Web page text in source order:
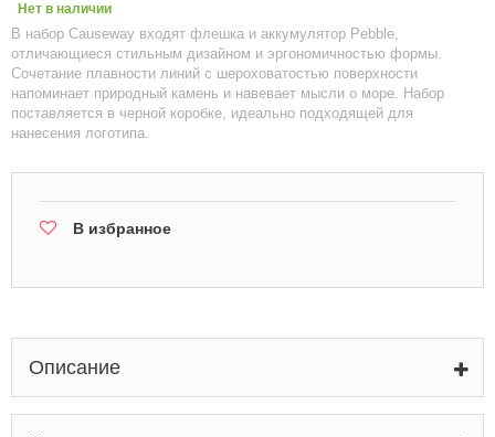
Нет в наличии
В набор Causeway входят флешка и аккумулятор Pebble,
отличающиеся стильным дизайном и эргономичностью формы.
Сочетание плавности линий с шероховатостью поверхности
напоминает природный камень и навевает мысли о море. Набор
поставляется в черной коробке, идеально подходящей для
нанесения логотипа.
В избранное
Описание